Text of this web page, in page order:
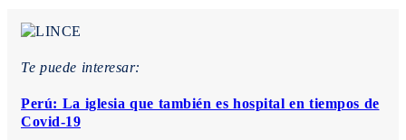
Te puede interesar:
Perú: La iglesia que también es hospital en tiempos de
Covid-19